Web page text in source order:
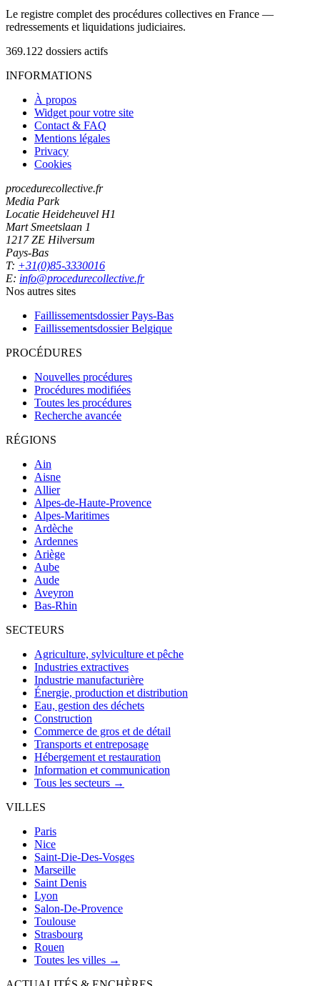
Le registre complet des procédures collectives en France —
redressements et liquidations judiciaires.
369.122 dossiers actifs
INFORMATIONS
À propos
Widget pour votre site
Contact & FAQ
Mentions légales
Privacy
Cookies
procedurecollective.fr
Media Park
Locatie Heideheuvel H1
Mart Smeetslaan 1
1217 ZE Hilversum
Pays-Bas
T: +31(0)85-3330016
E: info@procedurecollective.fr
Nos autres sites
Faillissementsdossier Pays-Bas
Faillissementsdossier Belgique
PROCÉDURES
Nouvelles procédures
Procédures modifiées
Toutes les procédures
Recherche avancée
RÉGIONS
Ain
Aisne
Allier
Alpes-de-Haute-Provence
Alpes-Maritimes
Ardèche
Ardennes
Ariège
Aube
Aude
Aveyron
Bas-Rhin
SECTEURS
Agriculture, sylviculture et pêche
Industries extractives
Industrie manufacturière
Énergie, production et distribution
Eau, gestion des déchets
Construction
Commerce de gros et de détail
Transports et entreposage
Hébergement et restauration
Information et communication
Tous les secteurs →
VILLES
Paris
Nice
Saint-Die-Des-Vosges
Marseille
Saint Denis
Lyon
Salon-De-Provence
Toulouse
Strasbourg
Rouen
Toutes les villes →